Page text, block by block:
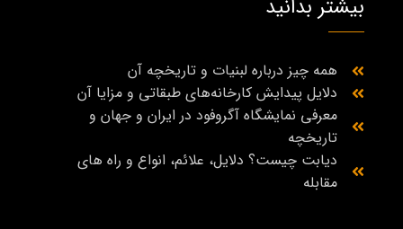
خود مشورت کنید تا میزان مصرف مناسب را برای کودک خود
تعیین کنید.
بیشتر بدانید
همه چیز درباره لبنیات و تاریخچه آن
دلایل پیدایش کارخانه‌های طبقاتی و مزایا آن
معرفی نمایشگاه آگروفود در ایران و جهان و
تاریخچه
دیابت چیست؟ دلایل، علائم، انواع و راه‌ های
مقابله